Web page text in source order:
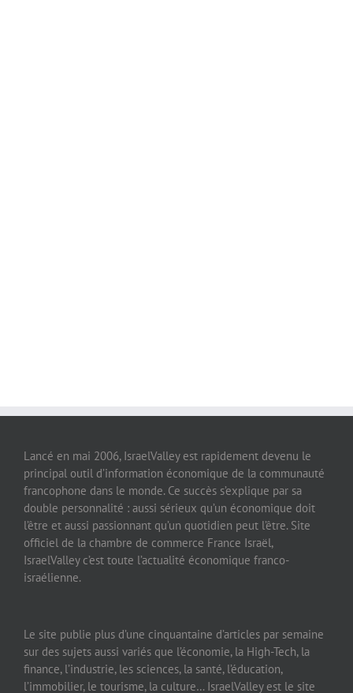
Lancé en mai 2006, IsraelValley est rapidement devenu le
principal outil d’information économique de la communauté
francophone dans le monde. Ce succès s’explique par sa
double personnalité : aussi sérieux qu’un économique doit
l’être et aussi passionnant qu’un quotidien peut l’être. Site
officiel de la chambre de commerce France Israël,
IsraelValley c’est toute l’actualité économique franco-
israélienne.
Le site publie plus d’une cinquantaine d’articles par semaine
sur des sujets aussi variés que l’économie, la High-Tech, la
finance, l’industrie, les sciences, la santé, l’éducation,
l’immobilier, le tourisme, la culture… IsraelValley est le site